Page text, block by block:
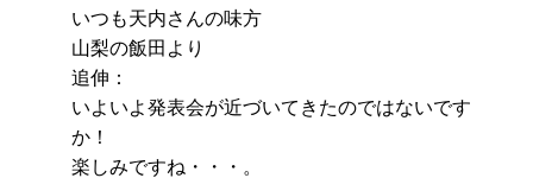
いつも天内さんの味方
山梨の飯田より
追伸：
いよいよ発表会が近づいてきたのではないです
か！
楽しみですね・・・。